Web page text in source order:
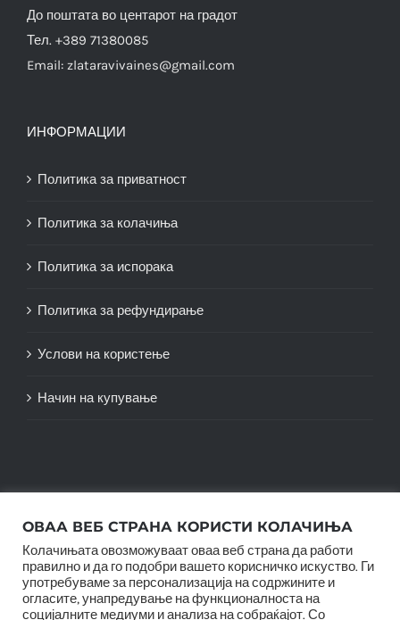
До поштата во центарот на градот
Тел. +389 71380085
Email: zlataravivaines@gmail.com
ИНФОРМАЦИИ
Политика за приватност
Политика за колачиња
Политика за испорака
Политика за рефундирање
Услови на користење
Начин на купување
© Copyright 2012 -2026 |SwiftAgency | All Rights
ОВАА ВЕБ СТРАНА КОРИСТИ КОЛАЧИЊА
Колачињата овозможуваат оваа веб страна да работи
правилно и да го подобри вашето корисничко искуство. Ги
употребуваме за персонализација на содржините и
огласите, унапредување на функционалноста на
социјалните медиуми и анализа на собраќајот. Со